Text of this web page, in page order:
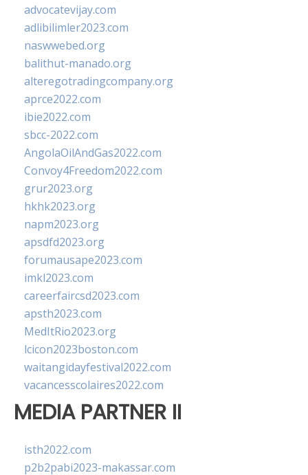
advocatevijay.com
adlibilimler2023.com
naswwebed.org
balithut-manado.org
alteregotradingcompany.org
aprce2022.com
ibie2022.com
sbcc-2022.com
AngolaOilAndGas2022.com
Convoy4Freedom2022.com
grur2023.org
hkhk2023.org
napm2023.org
apsdfd2023.org
forumausape2023.com
imkl2023.com
careerfaircsd2023.com
apsth2023.com
MedItRio2023.org
lcicon2023boston.com
waitangidayfestival2022.com
vacancesscolaires2022.com
MEDIA PARTNER II
isth2022.com
p2b2pabi2023-makassar.com